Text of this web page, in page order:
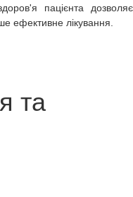
пацієнта дозволяє
ефективне лікування.
та